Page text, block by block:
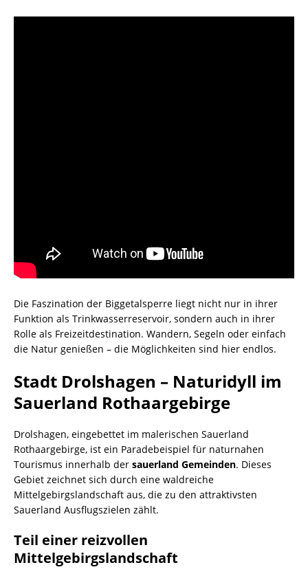
Die Faszination der Biggetalsperre liegt nicht nur in ihrer
Funktion als Trinkwasserreservoir, sondern auch in ihrer
Rolle als Freizeitdestination. Wandern, Segeln oder einfach
die Natur genießen – die Möglichkeiten sind hier endlos.
Stadt Drolshagen – Naturidyll im
Sauerland Rothaargebirge
Drolshagen, eingebettet im malerischen Sauerland
Rothaargebirge, ist ein Paradebeispiel für naturnahen
Tourismus innerhalb der sauerland Gemeinden. Dieses
Gebiet zeichnet sich durch eine waldreiche
Mittelgebirgslandschaft aus, die zu den attraktivsten
Sauerland Ausflugszielen zählt.
Teil einer reizvollen
Mittelgebirgslandschaft